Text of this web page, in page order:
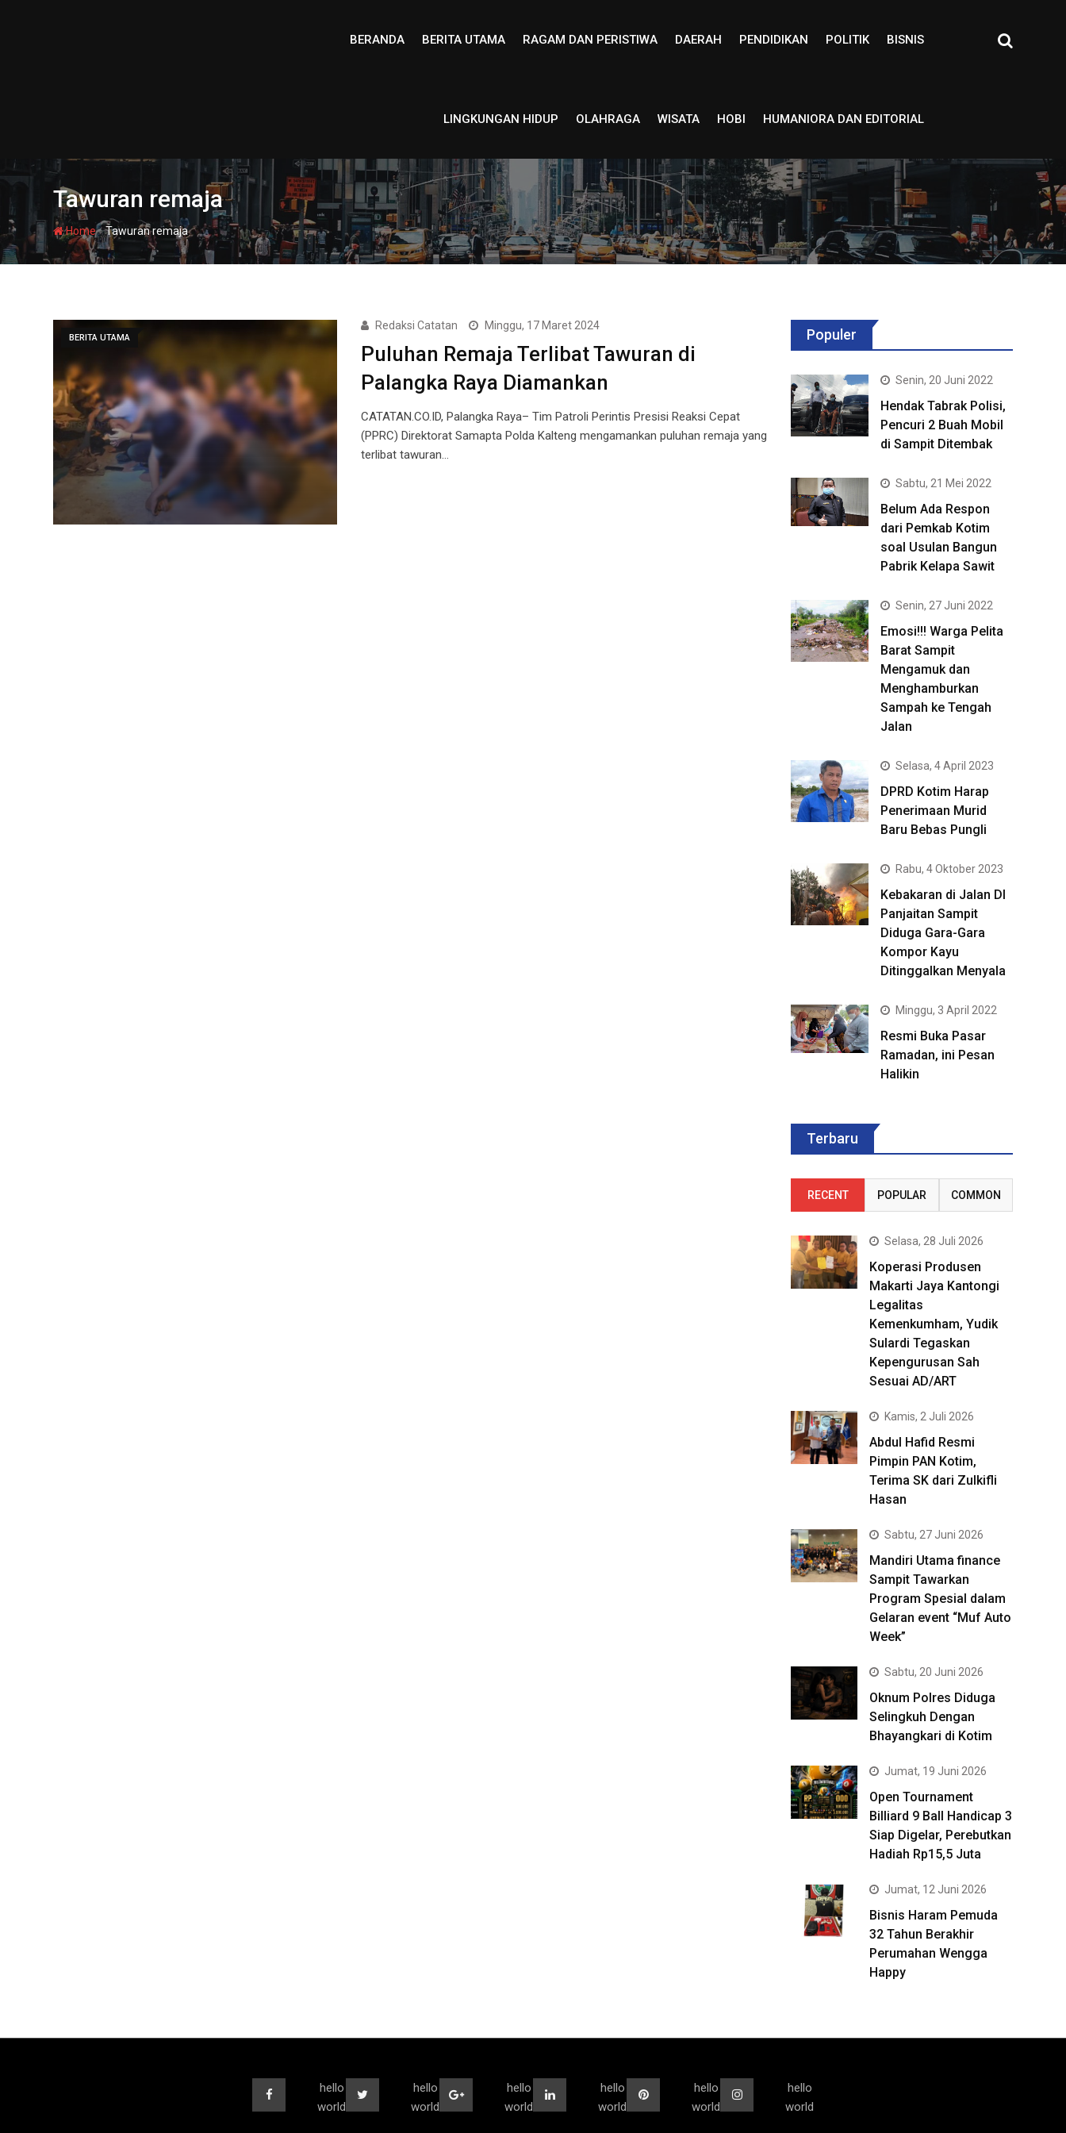
BERANDA BERITA UTAMA RAGAM DAN PERISTIWA DAERAH PENDIDIKAN POLITIK BISNIS
LINGKUNGAN HIDUP OLAHRAGA WISATA HOBI HUMANIORA DAN EDITORIAL
Tawuran remaja
Home-Tawuran remaja
BERITA UTAMA
Redaksi Catatan Minggu, 17 Maret 2024
Puluhan Remaja Terlibat Tawuran di
Palangka Raya Diamankan
CATATAN.CO.ID, Palangka Raya– Tim Patroli Perintis Presisi Reaksi Cepat
(PPRC) Direktorat Samapta Polda Kalteng mengamankan puluhan remaja yang
terlibat tawuran…
Populer
Senin, 20 Juni 2022
Hendak Tabrak Polisi,
Pencuri 2 Buah Mobil
di Sampit Ditembak
Sabtu, 21 Mei 2022
Belum Ada Respon
dari Pemkab Kotim
soal Usulan Bangun
Pabrik Kelapa Sawit
Senin, 27 Juni 2022
Emosi!!! Warga Pelita
Barat Sampit
Mengamuk dan
Menghamburkan
Sampah ke Tengah
Jalan
Selasa, 4 April 2023
DPRD Kotim Harap
Penerimaan Murid
Baru Bebas Pungli
Rabu, 4 Oktober 2023
Kebakaran di Jalan DI
Panjaitan Sampit
Diduga Gara-Gara
Kompor Kayu
Ditinggalkan Menyala
Minggu, 3 April 2022
Resmi Buka Pasar
Ramadan, ini Pesan
Halikin
Terbaru
RECENT POPULAR COMMON
Selasa, 28 Juli 2026
Koperasi Produsen
Makarti Jaya Kantongi
Legalitas
Kemenkumham, Yudik
Sulardi Tegaskan
Kepengurusan Sah
Sesuai AD/ART
Kamis, 2 Juli 2026
Abdul Hafid Resmi
Pimpin PAN Kotim,
Terima SK dari Zulkifli
Hasan
Sabtu, 27 Juni 2026
Mandiri Utama finance
Sampit Tawarkan
Program Spesial dalam
Gelaran event “Muf Auto
Week”
Sabtu, 20 Juni 2026
Oknum Polres Diduga
Selingkuh Dengan
Bhayangkari di Kotim
Jumat, 19 Juni 2026
Open Tournament
Billiard 9 Ball Handicap 3
Siap Digelar, Perebutkan
Hadiah Rp15,5 Juta
Jumat, 12 Juni 2026
Bisnis Haram Pemuda
32 Tahun Berakhir
Perumahan Wengga
Happy
hello
world
hello
world
hello
world
hello
world
hello
world
hello
world